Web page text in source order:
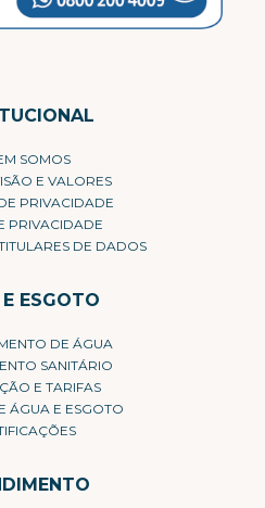
SOMOS
E VALORES
PRIVACIDADE
PRIVACIDADE
DE DADOS
ESGOTO
DE ÁGUA
SANITÁRIO
E TARIFAS
ÁGUA E ESGOTO